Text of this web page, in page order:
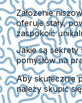
Założenie
oferuje stały,
zaspokoić
Jakie są sekrety
pomysłów na
Aby skutecznie
należy skupić